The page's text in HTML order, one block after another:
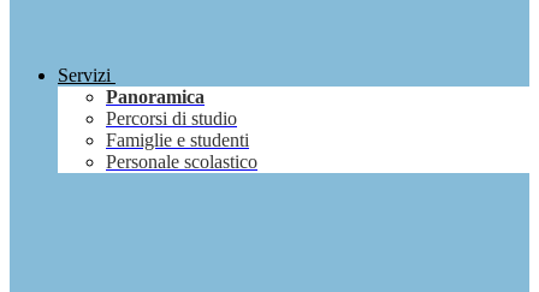
Servizi
Panoramica
Percorsi di studio
Famiglie e studenti
Personale scolastico